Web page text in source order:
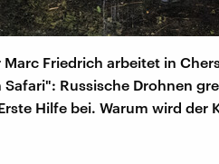
Friedrich arbeitet in
Russische Drohnen
Hilfe bei. Warum wird der